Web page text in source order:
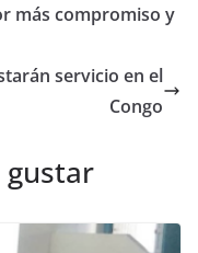
más compromiso y
servicio en el
Congo
gustar